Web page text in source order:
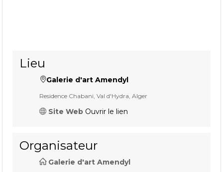
Lieu
Galerie d'art Amendyl
Residence Chabani, Val d'Hydra, Alger
Site Web Ouvrir le lien
Organisateur
Galerie d'art Amendyl